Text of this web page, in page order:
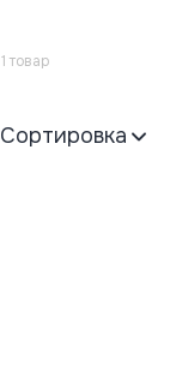
1 товар
Сортировка